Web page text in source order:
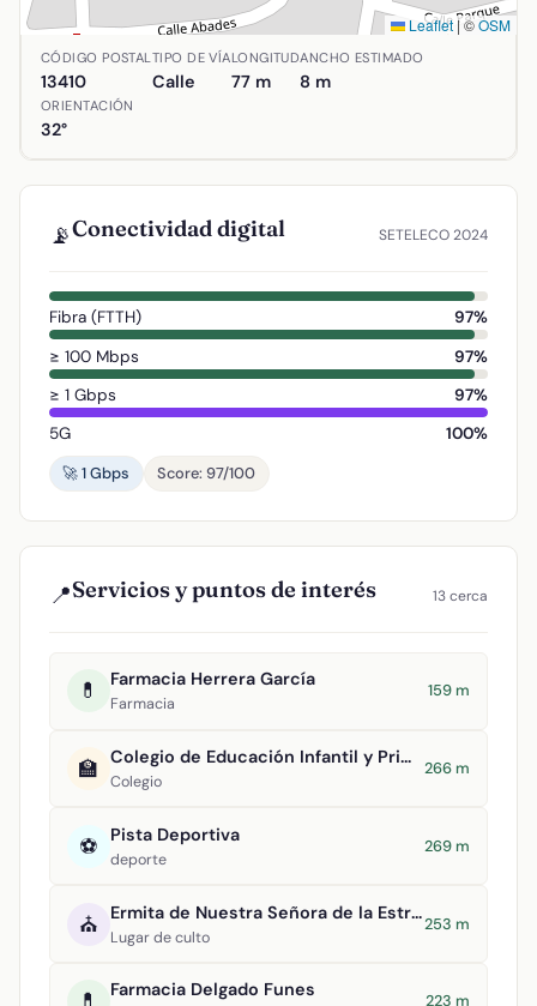
Leaflet |©OSM
Ubicación de Calle Peñuelas en Agudo, Ciudad Real.
CÓDIGO POSTAL
13410
TIPO DE VÍA
Calle
LONGITUD
77 m
ANCHO ESTIMADO
8 m
ORIENTACIÓN
32°
📡Conectividad digital SETELECO 2024
Fibra (FTTH)
97%
≥ 100 Mbps
97%
≥ 1 Gbps
97%
5G
100%
🚀 1 Gbps
Score: 97/100
📍Servicios y puntos de interés 13 cerca
💊 Farmacia Herrera García
Farmacia
159 m
🏫 Colegio de Educación Infantil y Primaria Virgen de la Estrella
Colegio
266 m
⚽ Pista Deportiva
deporte
269 m
⛪ Ermita de Nuestra Señora de la Estrella
Lugar de culto
253 m
Farmacia Delgado Funes
223 m